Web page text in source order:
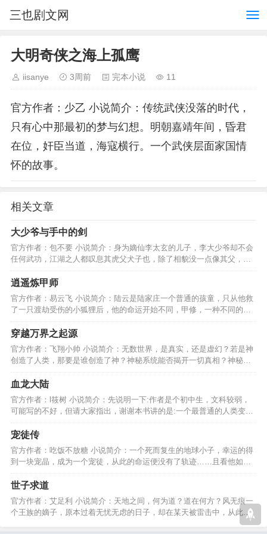
三也剧文网
大明奇侠之海上孤鹰
iisanye 3周前 完本小说 11
官方作者：少乙 小说简介：传统武侠没落的时代，
只有心中那最初的梦与幻想。明朝嘉靖年间，昏君
在位，奸臣当道，海寇横行。一个武侠层面家国情
怀的故事。
相关文章
大少爷与手中的剑
官方作者：包不要 小说简介：身为嫡仙李太玄的儿子，李大少爷却不会
任何武功，江湖之人都叹息其虎父犬子也，除了相貌没一点像其父，然
而事实真是如此吗………
逍遥炼甲师
官方作者：易云飞 小说简介：陆云是陆家庄一个普通的孩童，只从他救
了一只渡劫受伤的小狐狸后，他的命运开始不同，甲修，一种不同的修
真模式，希望大家喜欢…
穿越万界之起源
官方作者：飞翔小帅 小说简介：无数世界，是真实，还是虚幻？若是神
创造了人类，那要是谁创造了神？神秘系统能否揭开一切真相？神秘少
年能否找到自己的归宿?…
血龙大陆
官方作者：l筱树 小说简介：先说明一下:作者是个初中生，文科较弱，
可能写的不好，但请大家指出，谢谢本书讲的是:一个最普通的人类变成
天地间的王者的故事…
宠徒传
官方作者：吃饭不放糖 小说简介：一个死而复生的地球小子，幸运的得
到一块宠晶，成为一个宠徒，从此的命运便没有了轨迹……且看他如何
一步步追寻回家之路！…
世子求道
官方作者：艾足利 小说简介：天地之间，何为道？道在何方？风无痕一
个王族的嫡子，原本过着无忧无虑的日子，却在某天被雷击中，从此踏